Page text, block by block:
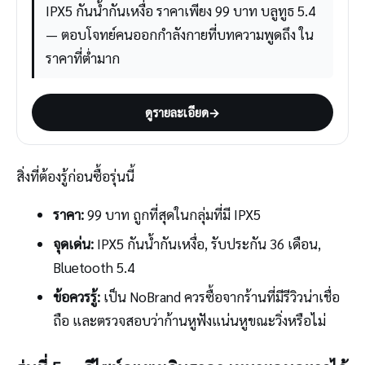
IPX5 กันน้ำกันเหงื่อ ราคาเพียง 99 บาท บลูทูธ 5.4
— ตอบโจทย์คนออกกำลังกายที่บทความพูดถึง ใน
ราคาที่ต่ำมาก
ดูรายละเอียด→
สิ่งที่ต้องรู้ก่อนซื้อรุ่นนี้
ราคา:99 บาท ถูกที่สุดในกลุ่มที่มี IPX5
จุดเด่น:IPX5 กันน้ำกันเหงื่อ, รับประกัน 36 เดือน,
Bluetooth 5.4
ข้อควรรู้:เป็น NoBrand ควรซื้อจากร้านที่มีรีวิวน่าเชื่อ
ถือ และตรวจสอบว่าก้านหูฟังแน่นหูขณะวิ่งหรือไม่